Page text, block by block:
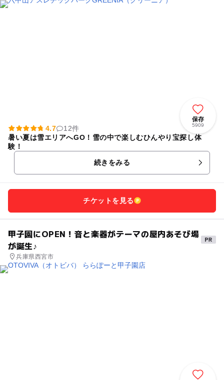
保存
5909
4.7
12件
暑い夏は雪エリアへGO！雪の中で楽しむひんやり宝探し体
験！
続きをみる
チケットを見る
甲子園にOPEN！音と楽器がテーマの屋内あそび場
が誕生♪
兵庫県西宮市